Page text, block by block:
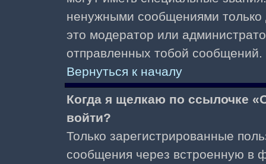
ненужными сообщениями только
это модератор или
отправленных тобой сообщений.
Вернуться к началу
Когда я щелкаю по ссылочке
войти?
Только зарегистрированные
сообщения через встроенную в